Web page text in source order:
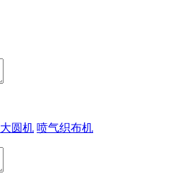
大圆机 喷气织布机